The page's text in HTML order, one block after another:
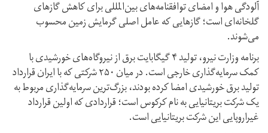
آلودگی هوا و امضای توافقنامه‌های بین‌المللی برای کاهش گازهای
گلخانه‌ای است؛ گازهایی که عامل اصلی گرمایش زمین محسوب
می‌شوند.
برنامه وزارت نیرو، تولید ۴ گیگابایت برق از نیروگاه‌های خورشیدی با
کمک سرمایه‌گذاری خارجی است. در میان ۲۵۰ شرکتی که با ایران قرارداد
تولید برق خورشیدی امضا کرده بودند، بزرگ‌ترین سرمایه‌گذاری مربوط به
یک شرکت بریتانیایی‌ به نام کرکوس است؛ قراردادی که اولین قرارداد
غیراروپایی این شرکت بریتانیایی است.